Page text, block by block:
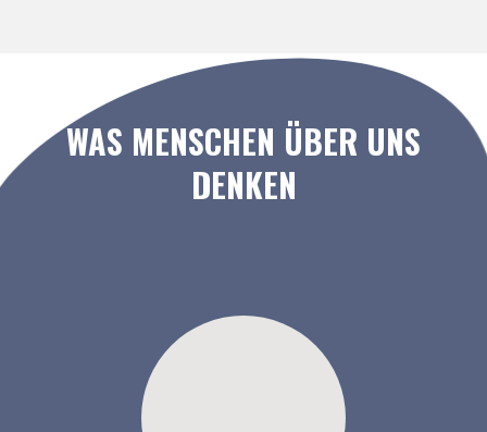
WAS MENSCHEN ÜBER UNS
DENKEN